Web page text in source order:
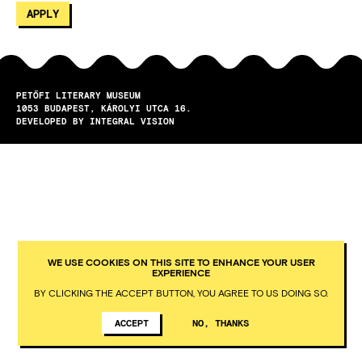
PETŐFI LITERARY MUSEUM
1053
BUDAPEST
KÁROLYI UTCA 16.
DEVELOPED BY INTEGRAL VISION
WE USE COOKIES ON THIS SITE TO ENHANCE YOUR USER
EXPERIENCE
BY CLICKING THE ACCEPT BUTTON, YOU AGREE TO US DOING SO.
ACCEPT NO, THANKS